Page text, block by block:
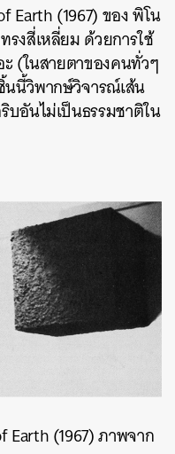
Earth (1967) ของ พิโน
งสี่เหลี่ยม ด้วยการใช้
(ในสายตาของคนทั่วๆ
นี้วิพากษ์วิจารณ์เส้น
อันไม่เป็นธรรมชาติใน
(1967) ภาพจาก